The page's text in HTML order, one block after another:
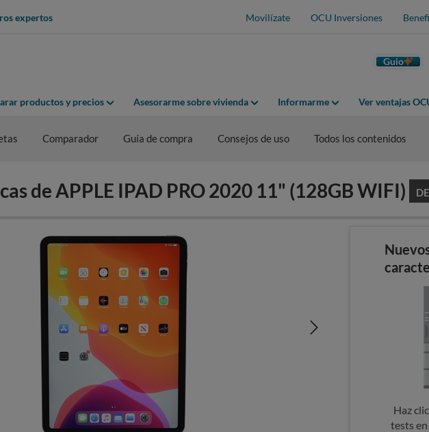
expertos Movilízate OCU Inversiones
Guio
productos y precios Asesorarme sobre vivienda Informarme Ver ventajas
Comparador Guía de compra Consejos de uso Todos los contenidos
de APPLE IPAD PRO 2020 11" (128GB WIFI)
Haz
tests